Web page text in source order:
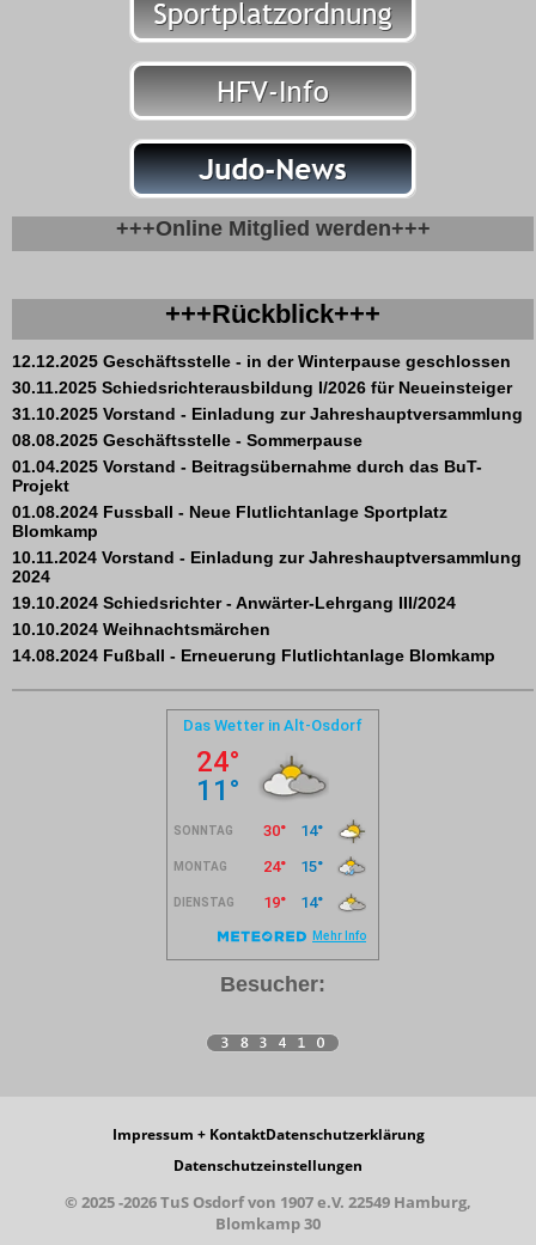
+++Online Mitglied werden+++
+++Rückblick+++
12.12.2025 Geschäftsstelle - in der Winterpause geschlossen
30.11.2025 Schiedsrichterausbildung I/2026 für Neueinsteiger
31.10.2025 Vorstand - Einladung zur Jahreshauptversammlung
08.08.2025 Geschäftsstelle - Sommerpause
01.04.2025 Vorstand - Beitragsübernahme durch das BuT-
Projekt
01.08.2024 Fussball - Neue Flutlichtanlage Sportplatz
Blomkamp
10.11.2024 Vorstand - Einladung zur Jahreshauptversammlung
2024
19.10.2024 Schiedsrichter - Anwärter-Lehrgang III/2024
10.10.2024 Weihnachtsmärchen
14.08.2024 Fußball - Erneuerung Flutlichtanlage Blomkamp
Besucher:
Impressum + KontaktDatenschutzerklärung
Datenschutzeinstellungen
© 2025 -2026 TuS Osdorf von 1907 e.V. 22549 Hamburg,
Blomkamp 30